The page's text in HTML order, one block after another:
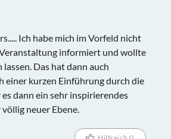
Ich habe mich im Vorfeld nicht
informiert und wollte
Das hat dann auch
einer kurzen Einführung durch die
dann ein sehr inspirierendes
neuer Ebene.